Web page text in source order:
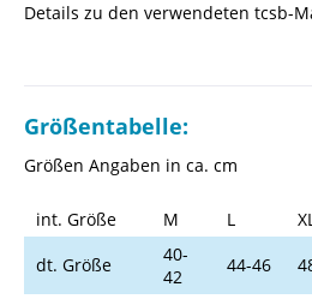
Details zu den verwendeten tcsb-
Größentabelle:
Größen Angaben in ca. cm
int. Größe M L
dt. Größe
40-
42
44-46